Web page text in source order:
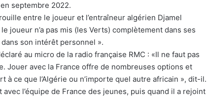
septembre 2022.
entre le joueur et l’entraîneur algérien Djamel
joueur n’a pas mis (les Verts) complètement dans ses
son intérêt personnel ».
au micro de la radio française RMC : «Il ne faut pas
Jouer avec la France offre de nombreuses options et
ce que l’Algérie ou n’importe quel autre africain », dit-il.
avec l’équipe de France des jeunes, puis quand il a rejoint